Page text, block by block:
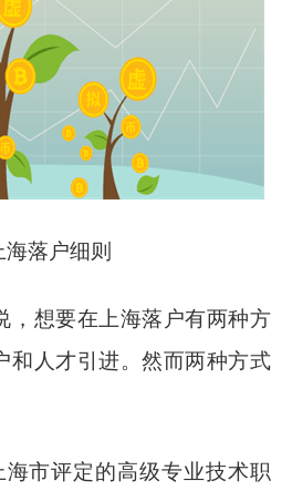
落户细则
，想要在上海落户有两种方
和人才引进。然而两种方式
市评定的高级专业技术职